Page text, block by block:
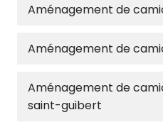
Aménagement de
Aménagement de
Aménagement de
saint-guibert